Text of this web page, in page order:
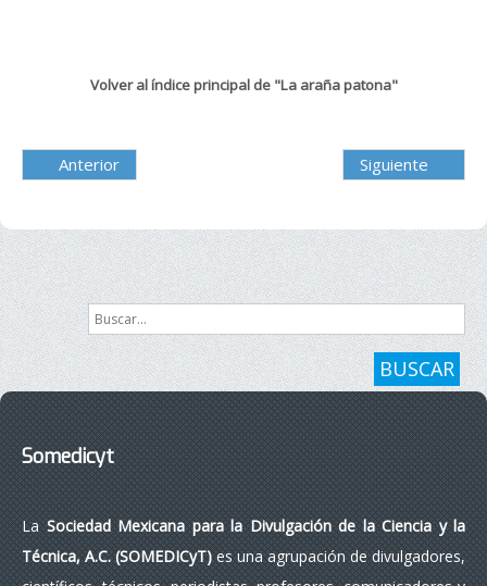
Volver al índice principal de "La araña patona"
Anterior Siguiente
Buscar...
BUSCAR
Somedicyt
LaSociedad Mexicana para la Divulgación de la Ciencia y la
Técnica, A.C. (SOMEDICyT)es una agrupación de divulgadores,